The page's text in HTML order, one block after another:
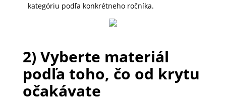
KANCELÁRIA
ŽIVOTNÝ
kategóriu podľa konkrétneho ročníka.
2) Vyberte materiál
podľa toho, čo od krytu
očakávate